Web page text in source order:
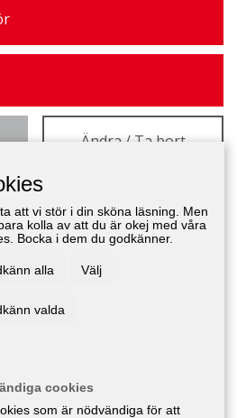
Ändra / Ta bort
av försäljare.
att vi stör i din sköna läsning. Men
kolla av att du är okej med våra
Bocka i dem du godkänner.
alla Välj
valda
cookies
som är nödvändiga för att